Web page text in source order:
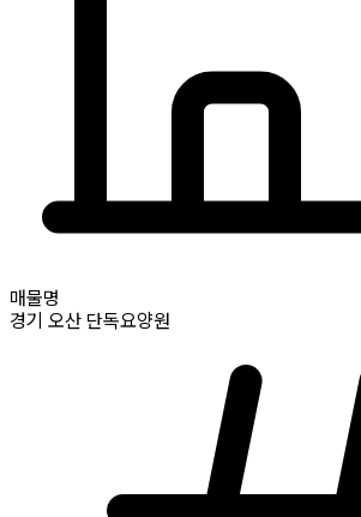
매물명
경기 오산 단독요양원